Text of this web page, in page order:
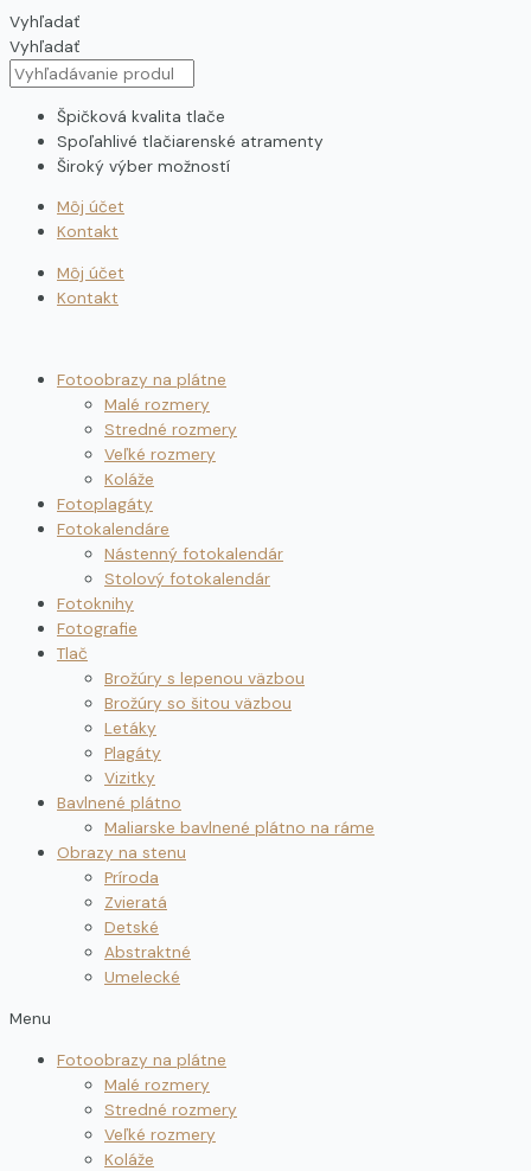
Preskočiť
na
obsah
Vyhľadať
Vyhľadať
Špičková kvalita tlače
Spoľahlivé tlačiarenské atramenty
Široký výber možností
Môj účet
Kontakt
Môj účet
Kontakt
Fotoobrazy na plátne
Malé rozmery
Stredné rozmery
Veľké rozmery
Koláže
Fotoplagáty
Fotokalendáre
Nástenný fotokalendár
Stolový fotokalendár
Fotoknihy
Fotografie
Tlač
Brožúry s lepenou väzbou
Brožúry so šitou väzbou
Letáky
Plagáty
Vizitky
Bavlnené plátno
Maliarske bavlnené plátno na ráme
Obrazy na stenu
Príroda
Zvieratá
Detské
Abstraktné
Umelecké
Menu
Fotoobrazy na plátne
Malé rozmery
Stredné rozmery
Veľké rozmery
Koláže